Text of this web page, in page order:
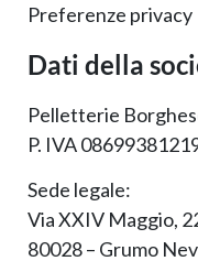
Preferenze privacy
Dati della
Pelletterie
P. IVA
Sede legale:
Via XXIV Maggio,
80028 – Grumo